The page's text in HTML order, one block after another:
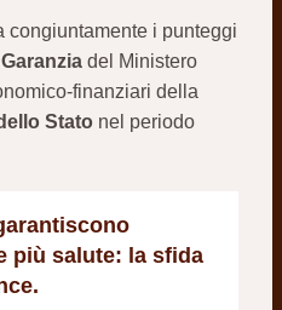
congiuntamente i punteggi
del Ministero
finanziari della
Stato nel periodo
più salute: la sfida